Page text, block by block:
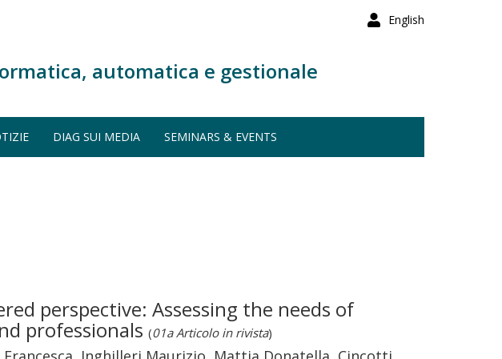
English
automatica e gestionale
DIAG SUI MEDIA SEMINARS & EVENTS
perspective: Assessing the needs of
professionals (01a Articolo in rivista)